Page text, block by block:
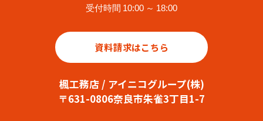
受付時間 10:00 ～ 18:00
資料請求はこちら
楓工務店 / アイニコグループ(株)
〒631-0806奈良市朱雀3丁目1-7